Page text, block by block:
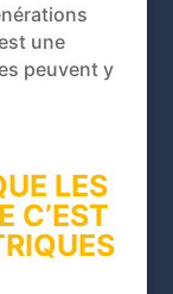
une
peuvent y
LES
C’EST